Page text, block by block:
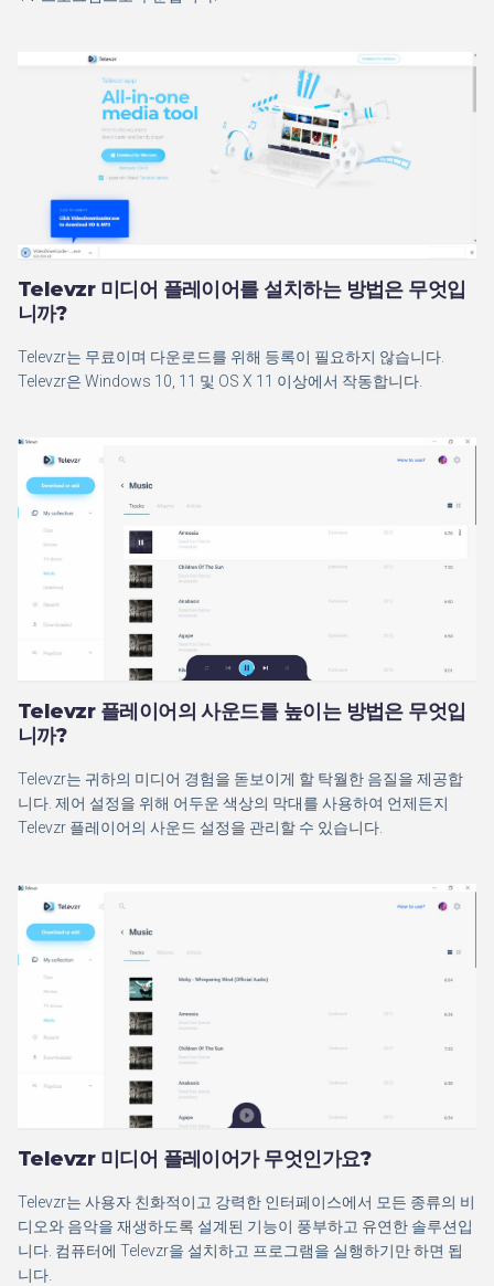
Televzr 미디어 플레이어를 설치하는 방법은 무엇입
니까?
Televzr는 무료이며 다운로드를 위해 등록이 필요하지 않습니다.
Televzr은 Windows 10, 11 및 OS X 11 이상에서 작동합니다.
Televzr 플레이어의 사운드를 높이는 방법은 무엇입
니까?
Televzr는 귀하의 미디어 경험을 돋보이게 할 탁월한 음질을 제공합
니다. 제어 설정을 위해 어두운 색상의 막대를 사용하여 언제든지
Televzr 플레이어의 사운드 설정을 관리할 수 있습니다.
Televzr 미디어 플레이어가 무엇인가요?
Televzr는 사용자 친화적이고 강력한 인터페이스에서 모든 종류의 비
디오와 음악을 재생하도록 설계된 기능이 풍부하고 유연한 솔루션입
니다. 컴퓨터에 Televzr을 설치하고 프로그램을 실행하기만 하면 됩
니다.